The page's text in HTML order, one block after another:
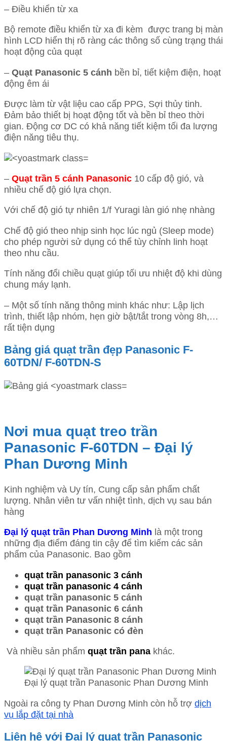
– Điều khiển từ xa
Bộ remote điều khiển từ xa đi kèm được trang bị màn
hình LCD hiển thị rõ ràng các thông số cùng trạng thái
hoạt động của quạt
– Quạt Panasonic 5 cánh bền bỉ, tiết kiệm điện, hoạt
động êm ái
Được làm từ vật liệu cao cấp PPG, Sợi thủy tinh.
Đảm bảo thiết bị hoạt động tốt và bền bỉ theo thời
gian. Động cơ DC có khả năng tiết kiệm tối đa lượng
điện năng tiêu thụ.
– Quạt trần 5 cánh Panasonic 10 cấp độ gió, và
nhiều chế độ gió lựa chọn.
Với chế độ gió tự nhiên 1/f Yuragi làn gió nhẹ nhàng
Chế độ gió theo nhịp sinh học lúc ngủ (Sleep mode)
cho phép người sử dụng có thể tùy chỉnh linh hoạt
theo nhu cầu.
Tính năng đổi chiều quạt giúp tối ưu nhiệt độ khi dùng
chung máy lạnh.
– Một số tính năng thông minh khác như: Lập lịch
trình, thiết lập nhóm, hẹn giờ bật/tắt trong vòng 8h,…
rất tiện dụng
Bảng giá quạt trần đẹp Panasonic F-
60TDN/ F-60TDN-S
Nơi mua quạt treo trần
Panasonic F-60TDN – Đại lý
Phan Dương Minh
Kinh nghiệm và Uy tín, Cung cấp sản phẩm chất
lượng. Nhân viên tư vấn nhiệt tình, dịch vụ sau bán
hàng
Đại lý quạt trần Phan Dương Minh là một trong
những địa điểm đáng tin cậy để tìm kiếm các sản
phẩm của Panasonic. Bao gồm
quạt trần panasonic 3 cánh
quạt trần panasonic 4 cánh
quạt trần panasonic 5 cánh
quạt trần Panasonic 6 cánh
quạt trần Panasonic 8 cánh
quạt trần Panasonic có đèn
Và nhiều sản phẩm quạt trần pana khác.
Đại lý quạt trần Panasonic Phan Dương Minh
Ngoài ra công ty Phan Dương Minh còn hỗ trợ dịch
vụ lắp đặt tại nhà
Liên hệ với Đại lý quạt trần Panasonic